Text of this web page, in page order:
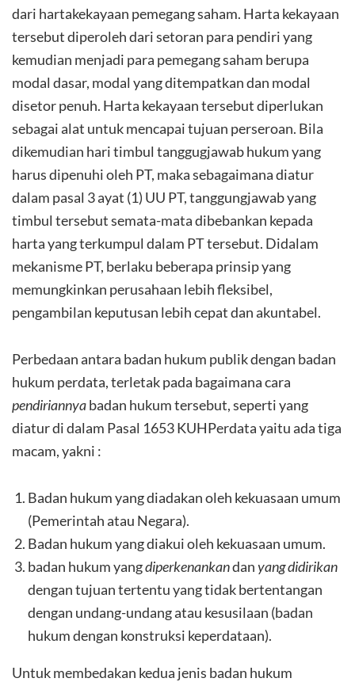
dari hartakekayaan pemegang saham. Harta kekayaan
tersebut diperoleh dari setoran para pendiri yang
kemudian menjadi para pemegang saham berupa
modal dasar, modal yang ditempatkan dan modal
disetor penuh. Harta kekayaan tersebut diperlukan
sebagai alat untuk mencapai tujuan perseroan. Bila
dikemudian hari timbul tanggugjawab hukum yang
harus dipenuhi oleh PT, maka sebagaimana diatur
dalam pasal 3 ayat (1) UU PT, tanggungjawab yang
timbul tersebut semata-mata dibebankan kepada
harta yang terkumpul dalam PT tersebut. Didalam
mekanisme PT, berlaku beberapa prinsip yang
memungkinkan perusahaan lebih fleksibel,
pengambilan keputusan lebih cepat dan akuntabel.
Perbedaan antara badan hukum publik dengan badan
hukum perdata, terletak pada bagaimana cara
pendiriannyabadan hukum tersebut, seperti yang
diatur di dalam Pasal 1653 KUHPerdata yaitu ada tiga
macam, yakni :
Badan hukum yang diadakan oleh kekuasaan umum
(Pemerintah atau Negara).
Badan hukum yang diakui oleh kekuasaan umum.
badan hukum yangdiperkenankandanyang didirikan
dengan tujuan tertentu yang tidak bertentangan
dengan undang-undang atau kesusilaan (badan
hukum dengan konstruksi keperdataan).
Untuk membedakan kedua jenis badan hukum